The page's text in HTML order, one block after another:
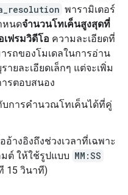
พารามิเตอร์
หนดจำนวนโทเค็นสูงสุดที่
ฟรมวิดีโอ ความละเอียดที่
รถของโมเดลในการอ่าน
ยละเอียดเล็กๆ แต่จะเพิ่ม
ารตอบสนอง
บการคำนวณโทเค็นได้ที่คู่
อ้างอิงถึงช่วงเวลาที่เฉพาะ
มต์ ให้ใช้รูปแบบ MM:SS
15 วินาที)